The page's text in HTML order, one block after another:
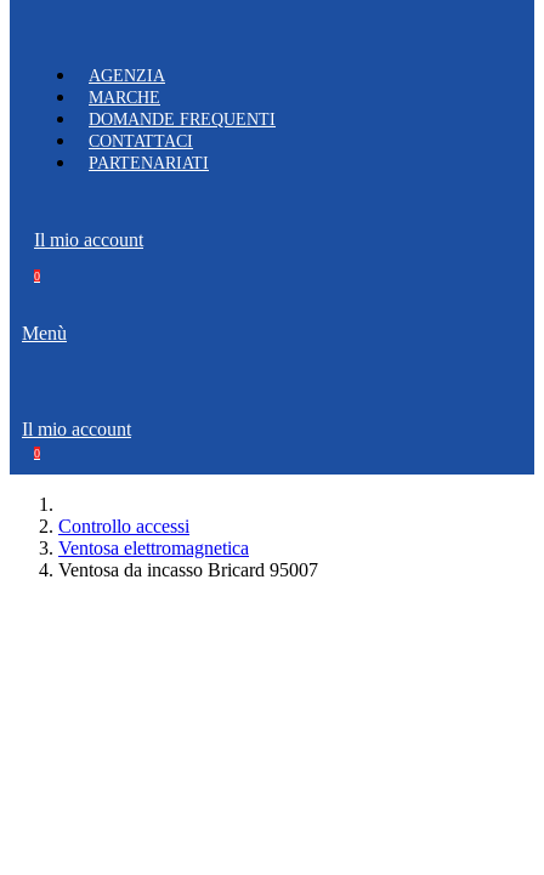
AGENZIA
MARCHE
DOMANDE FREQUENTI
CONTATTACI
PARTENARIATI
Il mio account
0
Menù
Il mio account
0
Controllo accessi
Ventosa elettromagnetica
Ventosa da incasso Bricard 95007